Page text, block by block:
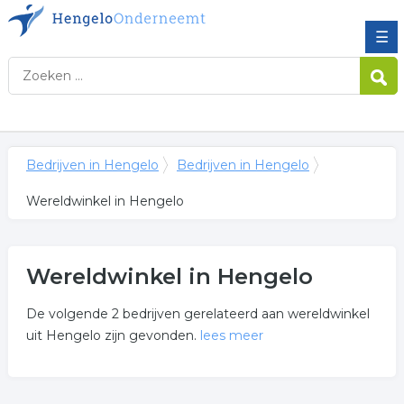
☰
Bedrijven in Hengelo Bedrijven in Hengelo
Wereldwinkel in Hengelo
Wereldwinkel in Hengelo
De volgende 2 bedrijven gerelateerd aan wereldwinkel
uit Hengelo zijn gevonden. lees meer